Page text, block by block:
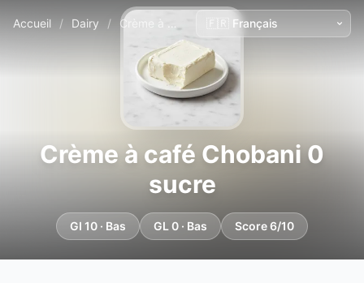
Accueil / Dairy / Crème à café Chobani 0 sucre
Crème à café Chobani 0
sucre
GI 10 · Bas GL 0 · Bas Score 6/10